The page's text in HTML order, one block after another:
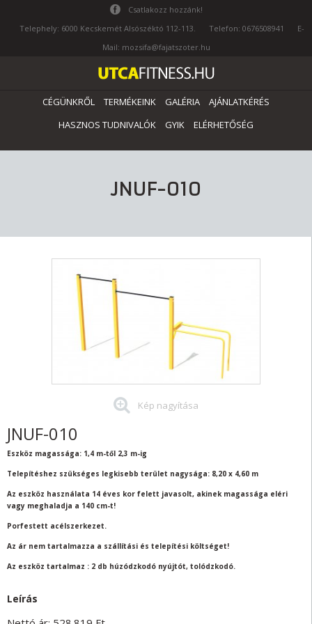
Csatlakozz hozzánk!
Telephely: 6000 Kecskemét Alsószéktó 112-113.
Telefon: 0676508941
E-
Mail: mozsifa@fajatszoter.hu
CÉGÜNKRŐL TERMÉKEINK GALÉRIA
AJÁNLATKÉRÉS
HASZNOS TUDNIVALÓK
GYIK ELÉRHETŐSÉG
JNUF-010
Kép nagyítása
JNUF-010
Eszköz magassága: 1,4 m-től 2,3 m-ig
Telepítéshez szükséges legkisebb terület nagysága: 8,20 x 4,60 m
Az eszköz használata 14 éves kor felett javasolt, akinek magassága eléri
vagy meghaladja a 140 cm-t!
Porfestett acélszerkezet.
Az ár nem tartalmazza a szállítási és telepítési költséget!
Az eszköz tartalmaz : 2 db húzódzkodó nyújtót, tolódzkodó.
Leírás